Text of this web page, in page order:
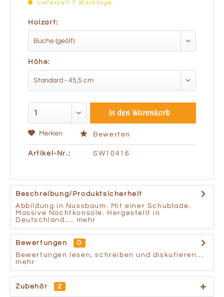
Lieferzeit 7 Werktage
Holzart:
Höhe:
In den Warenkorb
Merken Bewerten
Artikel-Nr.: SW10416
Beschreibung/Produktsicherheit
Abbildung in Nussbaum. Mit einer Schublade.
Massive Nachtkonsole. Hergestellt in
Deutschland....
mehr
Bewertungen
0
Bewertungen lesen, schreiben und diskutieren...
mehr
Zubehör 2